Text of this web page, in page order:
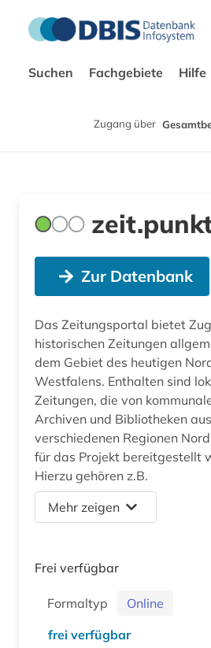
Suchen Fachgebiete Hilfe
Zugang über
Zur Datenbank
Das Zeitungsportal bietet
historischen Zeitungen
dem Gebiet des heutigen
Westfalens. Enthalten sind
Zeitungen, die von
Archiven und Bibliotheken
verschiedenen Regionen
für das Projekt bereitgestellt
Hierzu gehören z.B.
Mehr zeigen
Frei verfügbar
Formaltyp
Online
frei verfügbar